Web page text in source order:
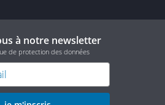
à notre newsletter
de protection des données